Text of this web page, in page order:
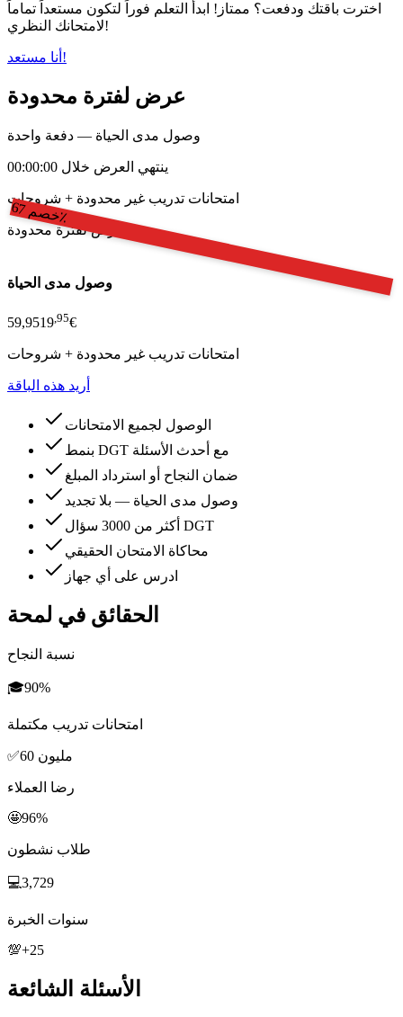
اخترت باقتك ودفعت؟ ممتاز! ابدأ التعلم فوراً لتكون مستعداً تماماً
لامتحانك النظري!
أنا مستعد!
عرض لفترة محدودة
وصول مدى الحياة — دفعة واحدة
ينتهي العرض خلال 00:00:00
امتحانات تدريب غير محدودة + شروحات
عرض لفترة محدودة
خ
صم67
٪
وصول مدى الحياة
59,9519 95€
امتحانات تدريب غير محدودة + شروحات
أريد هذه الباقة
الوصول لجميع الامتحانات
بنمط DGT مع أحدث الأسئلة
ضمان النجاح أو استرداد المبلغ
وصول مدى الحياة — بلا تجديد
أكثر من 3000 سؤال DGT
محاكاة الامتحان الحقيقي
ادرس على أي جهاز
الحقائق في لمحة
نسبة النجاح
🎓90%
امتحانات تدريب مكتملة
✅ 60 مليون
رضا العملاء
🤩96%
طلاب نشطون
💻3,729
سنوات الخبرة
💯+25
الأسئلة الشائعة